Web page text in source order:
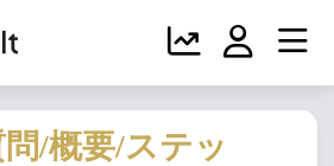
/概要/ステッ